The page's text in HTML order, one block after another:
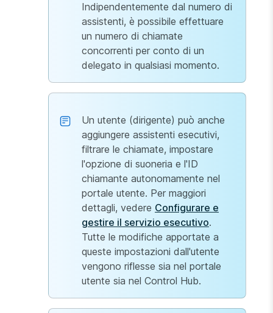
Indipendentemente dal numero di
assistenti, è possibile effettuare
un numero di chiamate
concorrenti per conto di un
delegato in qualsiasi momento.
Un utente (dirigente) può anche
aggiungere assistenti esecutivi,
filtrare le chiamate, impostare
l'opzione di suoneria e l'ID
chiamante autonomamente nel
portale utente. Per maggiori
dettagli, vedere Configurare e
gestire il servizio esecutivo.
Tutte le modifiche apportate a
queste impostazioni dall'utente
vengono riflesse sia nel portale
utente sia nel Control Hub.